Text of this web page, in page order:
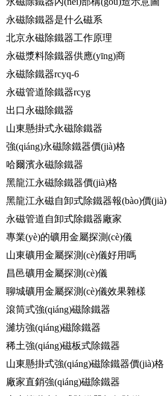
永磁除鐵器是什么磁系
北京永磁除鐵器工作原理
永磁漿料除鐵器供應(yīng)商
永磁除鐵器rcyq-6
永磁管道除鐵器rcyg
出口永磁除鐵器
山東懸掛式永磁除鐵器
強(qiáng)永磁除鐵器價(jià)格
哈爾濱永磁除鐵器
黑龍江永磁除鐵器價(jià)格
黑龍江永磁自卸式除鐵器報(bào)價(jià)
永磁管道自卸式除鐵器廠家
專業(yè)的礦用金屬探測(cè)儀
山東礦用金屬探測(cè)儀好用嗎
昌邑礦用金屬探測(cè)儀
聊城礦用金屬探測(cè)儀效果雜樣
滾筒式強(qiáng)磁除鐵器
濰坊強(qiáng)磁除鐵器
稀土強(qiáng)磁板式除鐵器
山東懸掛式強(qiáng)磁除鐵器價(jià)格
廠家直銷強(qiáng)磁除鐵器